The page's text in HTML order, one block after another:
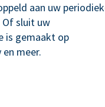
aan uw
sluit uw
is gemaakt op
en meer.